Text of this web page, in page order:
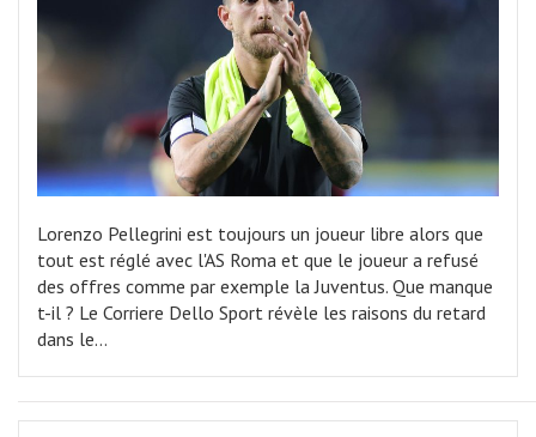
Lorenzo Pellegrini est toujours un joueur libre alors que
tout est réglé avec l'AS Roma et que le joueur a refusé
des offres comme par exemple la Juventus. Que manque
t-il ? Le Corriere Dello Sport révèle les raisons du retard
dans le…